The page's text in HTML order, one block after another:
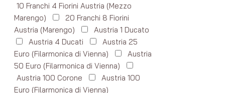
10 Franchi 4 Fiorini Austria (Mezzo
Marengo)
20 Franchi 8 Fiorini
Austria (Marengo)
Austria 1 Ducato
Austria 4 Ducati
Austria 25
Euro (Filarmonica di Vienna)
Austria
50 Euro (Filarmonica di Vienna)
Austria 100 Corone
Austria 100
Euro (Filarmonica di Vienna)